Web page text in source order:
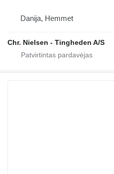
Danija, Hemmet
Chr. Nielsen - Tingheden A/S